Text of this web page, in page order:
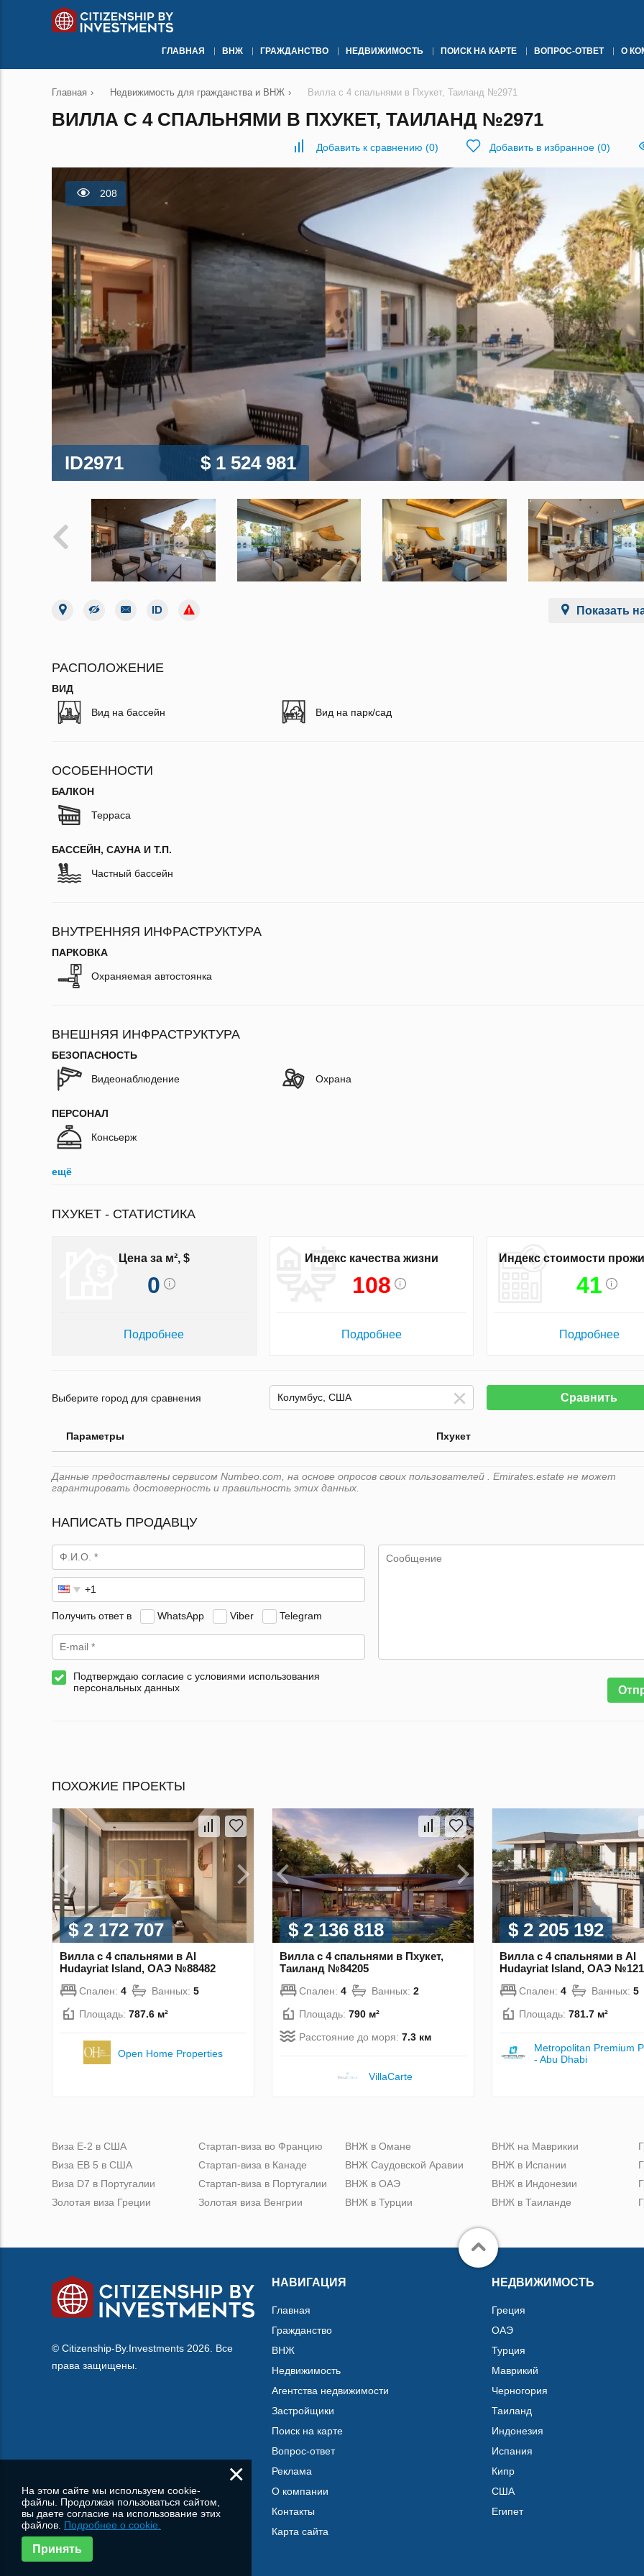
ГЛАВНАЯ ВНЖ ГРАЖДАНСТВО НЕДВИЖИМОСТЬ ПОИСК НА КАРТЕ ВОПРОС-ОТВЕТ О
Главная › Недвижимость для гражданства и ВНЖ › Вилла с 4 спальнями в Пхукет, Таиланд №2971
ВИЛЛА С 4 СПАЛЬНЯМИ В ПХУКЕТ, ТАИЛАНД №2971
Добавить к сравнению (0) Добавить в избранное (0)
208
ID2971 $ 1 524 981
Показать
РАСПОЛОЖЕНИЕ
ВИД
Вид на бассейн Вид на парк/сад
ОСОБЕННОСТИ
БАЛКОН
Терраса
БАССЕЙН, САУНА И Т.П.
Частный бассейн
ВНУТРЕННЯЯ ИНФРАСТРУКТУРА
ПАРКОВКА
Охраняемая автостоянка
ВНЕШНЯЯ ИНФРАСТРУКТУРА
БЕЗОПАСНОСТЬ
Видеонаблюдение Охрана
ПЕРСОНАЛ
Консьерж
ещё
ПХУКЕТ - СТАТИСТИКА
Цена за м², $
0
Подробнее
Индекс качества жизни
108
Подробнее
Индекс стоимости
41
Подробнее
Выберите город для сравнения Сравнить
Параметры Пхукет
Данные предоставлены сервисом Numbeo.com, на основе опросов своих пользователей . Emirates.estate не может
гарантировать достоверность и правильность этих данных.
НАПИСАТЬ ПРОДАВЦУ
Получить ответ в WhatsApp Viber Telegram
Подтверждаю согласие с условиями использования
персональных данных
ПОХОЖИЕ ПРОЕКТЫ
$ 2 172 707
Вилла с 4 спальнями в Al
Hudayriat Island, ОАЭ №88482
Спален: 4 Ванных: 5
Площадь: 787.6 м²
Open Home Properties
$ 2 136 818
Вилла с 4 спальнями в Пхукет,
Таиланд №84205
Спален: 4 Ванных: 2
Площадь: 790 м²
Расстояние до моря: 7.3 км
VillaСarte
$ 2 205 192
Вилла с 4 спальнями в Al
Hudayriat Island, ОАЭ
Спален: 4 Ванных: 5
Площадь: 781.7 м²
Metropolitan Premium
- Abu Dhabi
Виза Е-2 в США
Виза ЕВ 5 в США
Виза D7 в Португалии
Золотая виза Греции
Стартап-виза во Францию
Стартап-виза в Канаде
Стартап-виза в Португалии
Золотая виза Венгрии
ВНЖ в Омане
ВНЖ Саудовской Аравии
ВНЖ в ОАЭ
ВНЖ в Турции
ВНЖ на Маврикии
ВНЖ в Испании
ВНЖ в Индонезии
ВНЖ в Таиланде
© Citizenship-By.Investments 2026. Все
права защищены.
НАВИГАЦИЯ
Главная
Гражданство
ВНЖ
Недвижимость
Агентства недвижимости
Застройщики
Поиск на карте
Вопрос-ответ
Реклама
О компании
Контакты
Карта сайта
НЕДВИЖИМОСТЬ
Греция
ОАЭ
Турция
Маврикий
Черногория
Таиланд
Индонезия
Испания
Кипр
США
Египет
×
На этом сайте мы используем cookie-
файлы. Продолжая пользоваться сайтом,
вы даете согласие на использование этих
файлов. Подробнее о cookie.
Принять